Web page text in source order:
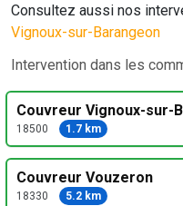
Consultez aussi nos
Vignoux-sur-Barangeon
Intervention dans les
Couvreur Vignoux-sur-
18500 1.7 km
Couvreur Vouzeron
18330 5.2 km